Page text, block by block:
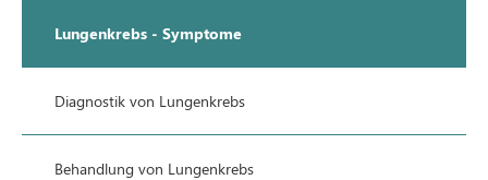
Lungenkrebs - Symptome
Diagnostik von Lungenkrebs
Behandlung von Lungenkrebs